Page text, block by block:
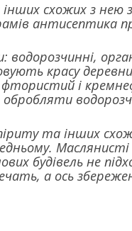
схожих з нею
красу
фтористий і
та інших
будівель не
а ось